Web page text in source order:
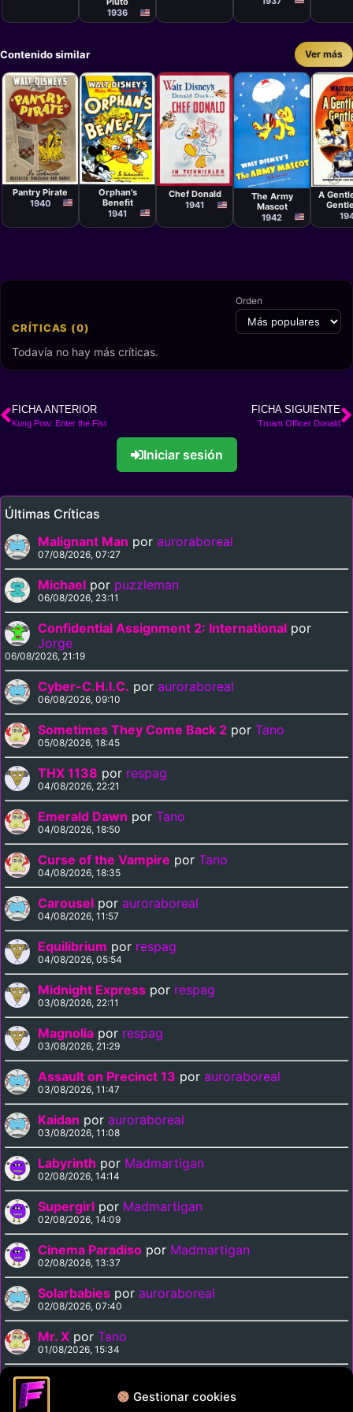
Gestionar cookies
1936
Contenido similar Ver más
Cortometraje
Clyde
Geronimi
Pantry Pirate
1940
Cortometraje
Riley
Thomson
Orphan's
Benefit
1941
Cortometraje
Jack King
Chef Donald
1941
Cortometraje
Clyde
Geronimi
The Army
Mascot
1942
Clyde
A
CRÍTICAS (0)
Orden
Todavía no hay más críticas.
FICHA ANTERIOR
Kung Pow: Enter the Fist
FICHA SIGUIENTE
Truant Officer Donald
Iniciar sesión
Últimas Críticas
Malignant Man por auroraboreal
07/08/2026, 07:27
Michael por puzzleman
06/08/2026, 23:11
Confidential Assignment 2: International por
Jorge
06/08/2026, 21:19
Cyber-C.H.I.C. por auroraboreal
06/08/2026, 09:10
Sometimes They Come Back 2 por Tano
05/08/2026, 18:45
THX 1138 por respag
04/08/2026, 22:21
Emerald Dawn por Tano
04/08/2026, 18:50
Curse of the Vampire por Tano
04/08/2026, 18:35
Carousel por auroraboreal
04/08/2026, 11:57
Equilibrium por respag
04/08/2026, 05:54
Midnight Express por respag
03/08/2026, 22:11
Magnolia por respag
03/08/2026, 21:29
Assault on Precinct 13 por auroraboreal
03/08/2026, 11:47
Kaidan por auroraboreal
03/08/2026, 11:08
Labyrinth por Madmartigan
02/08/2026, 14:14
Supergirl por Madmartigan
02/08/2026, 14:09
Cinema Paradiso por Madmartigan
02/08/2026, 13:37
Solarbabies por auroraboreal
02/08/2026, 07:40
Mr. X por Tano
01/08/2026, 15:34
Medusa Against the Son of Hercules
01/08/2026, 15:15